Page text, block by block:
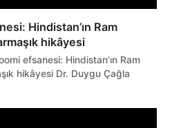
Hindistan’ın Ram
hikâyesi
efsanesi: Hindistan'ın Ram
hikâyesi Dr. Duygu Çağla